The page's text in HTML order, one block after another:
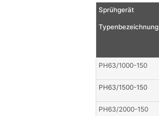
Sprühgerät
Typenbezeichnung
PH63/1000-150
PH63/1500-150
PH63/2000-150